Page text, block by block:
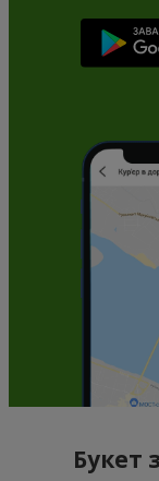
Букет